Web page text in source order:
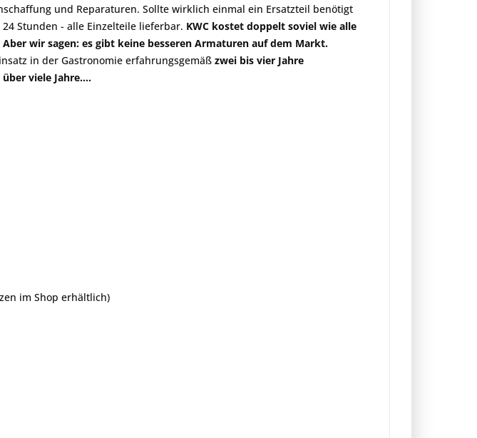
und Reparaturen. Sollte wirklich einmal ein Ersatzteil benötigt
Stunden - alle Einzelteile lieferbar. KWC kostet doppelt soviel wie alle
Aber wir sagen: es gibt keine besseren Armaturen auf dem Markt.
in der Gastronomie erfahrungsgemäß zwei bis vier Jahre
viele Jahre....
im Shop erhältlich)